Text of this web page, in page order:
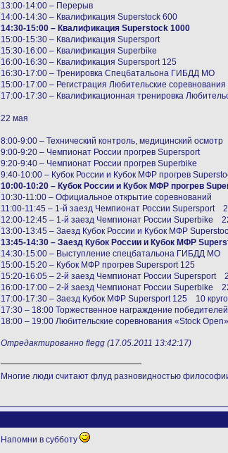
13:00-14:00 – Перерыв
14:00-14:30 – Квалификация Superstock 600
14:30-15:00 – Квалификация Superstock 1000
15:00-15:30 – Квалификация Supersport
15:30-16:00 – Квалификация Superbike
16:00-16:30 – Квалификация Supersport 125
16:30-17:00 – Тренировка Спецбатальона ГИБДД МО
15:00-17:00 – Регистрация Любительские соревнования
17:00-17:30 – Квалификационная тренировка
22 мая
8:00-9:00 – Технический контроль, медицинский осмотр
9:00-9:20 – Чемпионат России прогрев Supersport
9:20-9:40 – Чемпионат России прогрев Superbike
9:40-10:00 – Кубок России и Кубок МФР прогрев
10:00-10:20 – Кубок России и Кубок МФР прогрев
10:30-11:00 – Официальное открытие соревнований
11:00-11:45 – 1-й заезд Чемпионат России Supersport
12:00-12:45 – 1-й заезд Чемпионат России Superbike
13:00-13:45 – Заезд Кубок России и Кубок МФР
13:45-14:30 – Заезд Кубок России и Кубок МФР
14:30-15:00 – Выступление спецбатальона ГИБДД МО
15:00-15:20 – Кубок МФР прогрев Supersport 125
15:20-16:05 – 2-й заезд Чемпионат России Supersport
16:00-17:00 – 2-й заезд Чемпионат России Superbike
17:00-17:30 – Заезд Кубок МФР Supersport 125 10
17:30 – 18:00 Торжественное награждение
18:00 – 19:00 Любительские соревнования «Stock
Отредактированно flegg (17.05.2011 13:42:17)
Многие люди считают флуд разновидностью
Напомни в субботу